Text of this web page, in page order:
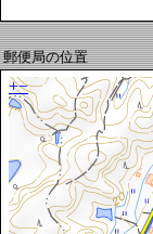
郵便局の位置